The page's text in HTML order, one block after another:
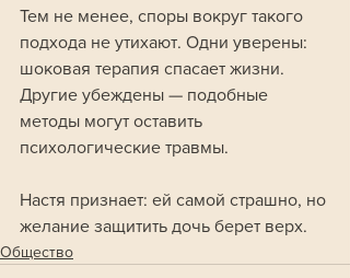
Тем не менее, споры вокруг такого
подхода не утихают. Одни уверены:
шоковая терапия спасает жизни.
Другие убеждены — подобные
методы могут оставить
психологические травмы.
Настя признает: ей самой страшно, но
желание защитить дочь берет верх.
Общество